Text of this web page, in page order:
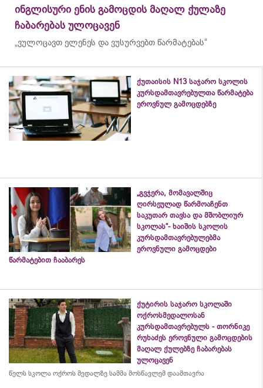
ინგლისური ენის გამოცდის მაღალ ქულაზე
ჩაბარებას ულოცავენ
„ვულოცავთ ელენეს და ვუსურვებთ წარმატებას“
ქუთაისის N13 საჯარო სკოლის
კურსდამთავრებულთა წარმატება
ეროვნულ გამოცდებზე
„გვჯერა, მომავალშიც
ღირსეულად წარმოაჩენთ
საკუთარ თავსა და მშობლიურ
სკოლას“- ხაიშის სკოლის
კურსდამთავრებულებმა
ეროვნული გამოცდები
წარმატებით ჩააბარეს
ქუტირის საჯარო სკოლაში
ოქროსმედალოსან
კურსდამთავრებულს - თორნიკე
რუხაძეს ეროვნული გამოცდების
მაღალ ქულებზე ჩაბარებას
ულოცავენ
წელს სკოლა ოქროს მედალზე სამმა მოსწავლემ დაამთავრა